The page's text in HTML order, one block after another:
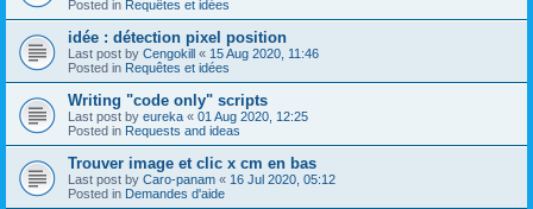
Posted in Requêtes et idées
idée : détection pixel position
Last post by Cengokill « 15 Aug 2020, 11:46
Posted in Requêtes et idées
Writing "code only" scripts
Last post by eureka « 01 Aug 2020, 12:25
Posted in Requests and ideas
Trouver image et clic x cm en bas
Last post by Caro-panam « 16 Jul 2020, 05:12
Posted in Demandes d'aide